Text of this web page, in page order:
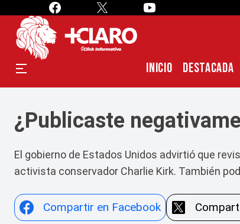
INICIO DESTACADA
¿Publicaste
El gobierno de Estados Unidos advirtió que
activista conservador Charlie Kirk. También
Compartir en Facebook